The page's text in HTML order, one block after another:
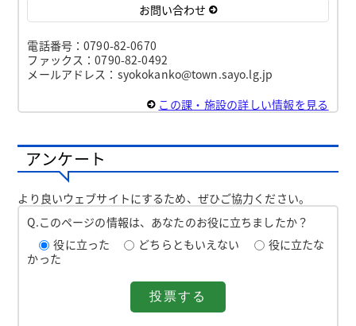
お問い合わせ
電話番号：0790-82-0670
ファックス：0790-82-0492
メールアドレス：syokokanko@town.sayo.lg.jp
この課・施設の詳しい情報を見る
アンケート
より良いウェブサイトにするため、ぜひご協力ください。
Q.このページの情報は、あなたのお役に立ちましたか？
役に立った
どちらともいえない
役に立たな
かった